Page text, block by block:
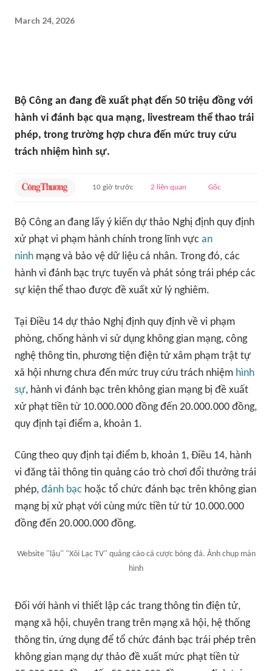
March 24, 2026
Bộ Công an đang đề xuất phạt đến 50 triệu đồng với
hành vi đánh bạc qua mạng, livestream thể thao trái
phép, trong trường hợp chưa đến mức truy cứu
trách nhiệm hình sự.
10 giờ trước 2 liên quan Gốc
Bộ Công an đang lấy ý kiến dự thảo Nghị định quy định
xử phạt vi phạm hành chính trong lĩnh vực an
ninh mạng và bảo vệ dữ liệu cá nhân. Trong đó, các
hành vi đánh bạc trực tuyến và phát sóng trái phép các
sự kiện thể thao được đề xuất xử lý nghiêm.
Tại Điều 14 dự thảo Nghị định quy định về vi phạm
phòng, chống hành vi sử dụng không gian mạng, công
nghệ thông tin, phương tiện điện tử xâm phạm trật tự
xã hội nhưng chưa đến mức truy cứu trách nhiệm hình
sự, hành vi đánh bạc trên không gian mạng bị đề xuất
xử phạt tiền từ 10.000.000 đồng đến 20.000.000 đồng,
quy định tại điểm a, khoản 1.
Cũng theo quy định tại điểm b, khoản 1, Điều 14, hành
vi đăng tải thông tin quảng cáo trò chơi đổi thưởng trái
phép, đánh bạc hoặc tổ chức đánh bạc trên không gian
mạng bị xử phạt với cùng mức tiền từ từ 10.000.000
đồng đến 20.000.000 đồng.
Website ''lậu'' "Xôi Lạc TV" quảng cáo cá cược bóng đá. Ảnh chụp màn
hình
Đối với hành vi thiết lập các trang thông tin điện tử,
mạng xã hội, chuyên trang trên mạng xã hội, hệ thống
thông tin, ứng dụng để tổ chức đánh bạc trái phép trên
không gian mạng dự thảo đề xuất mức phạt tiền từ